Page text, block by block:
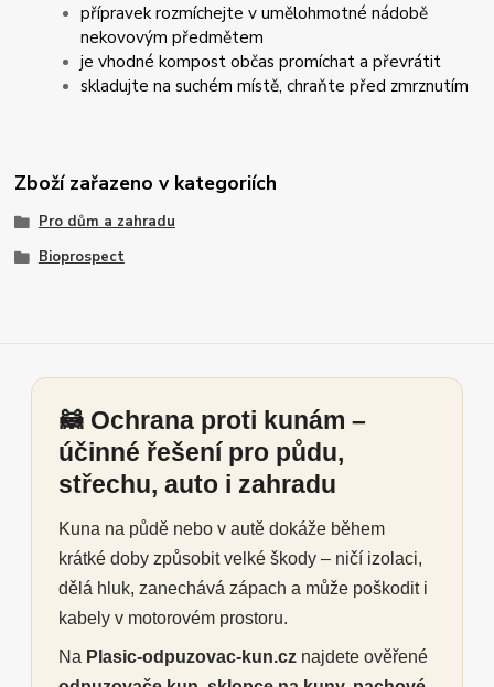
přípravek rozmíchejte v umělohmotné nádobě
nekovovým předmětem
je vhodné kompost občas promíchat a převrátit
skladujte na suchém místě, chraňte před zmrznutím
Zboží zařazeno v kategoriích
Pro dům a zahradu
Bioprospect
🦝 Ochrana proti kunám –
účinné řešení pro půdu,
střechu, auto i zahradu
Kuna na půdě nebo v autě dokáže během
krátké doby způsobit velké škody – ničí izolaci,
dělá hluk, zanechává zápach a může poškodit i
kabely v motorovém prostoru.
Na Plasic-odpuzovac-kun.cz najdete ověřené